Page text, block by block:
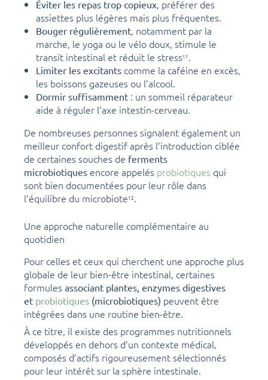
Éviter les repas trop copieux, préférer des
assiettes plus légères mais plus fréquentes.
Bouger régulièrement, notamment par la
marche, le yoga ou le vélo doux, stimule le
transit intestinal et réduit le stress11 .
Limiter les excitants comme la caféine en excès,
les boissons gazeuses ou l’alcool.
Dormir suffisamment : un sommeil réparateur
aide à réguler l’axe intestin-cerveau.
De nombreuses personnes signalent également un
meilleur confort digestif après l’introduction ciblée
de certaines souches de ferments
microbiotiques encore appelés probiotiques qui
sont bien documentées pour leur rôle dans
l’équilibre du microbiote12.
Une approche naturelle complémentaire au
quotidien
Pour celles et ceux qui cherchent une approche plus
globale de leur bien-être intestinal, certaines
formules associant plantes, enzymes digestives
et probiotiques (microbiotiques) peuvent être
intégrées dans une routine bien-être.
À ce titre, il existe des programmes nutritionnels
développés en dehors d’un contexte médical,
composés d’actifs rigoureusement sélectionnés
pour leur intérêt sur la sphère intestinale.